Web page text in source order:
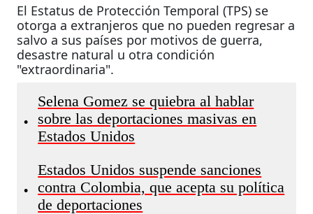
El Estatus de Protección Temporal (TPS) se
otorga a extranjeros que no pueden regresar a
salvo a sus países por motivos de guerra,
desastre natural u otra condición
"extraordinaria".
•
Selena Gomez se quiebra al hablar
sobre las deportaciones masivas en
Estados Unidos
•
Estados Unidos suspende sanciones
contra Colombia, que acepta su política
de deportaciones